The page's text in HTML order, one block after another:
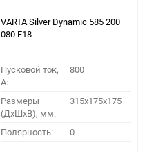
VARTA Silver Dynamic 585 200
080 F18
Пусковой ток,
A:
800
Размеры
(ДхШхВ), мм:
315x175x175
Полярность: 0